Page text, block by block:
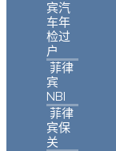
宾汽
车年
检过
户
菲律
宾
NBI
菲律
宾保
关